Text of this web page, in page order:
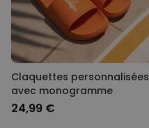
Claquettes personnalisées
avec monogramme
24,99 €